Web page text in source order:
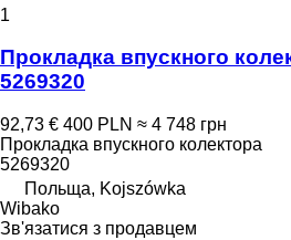
1
Прокладка впускного
5269320
92,73 € 400 PLN ≈ 4 748 грн
Прокладка впускного колектора
5269320
Польща, Kojszówka
Wibako
Зв'язатися з продавцем